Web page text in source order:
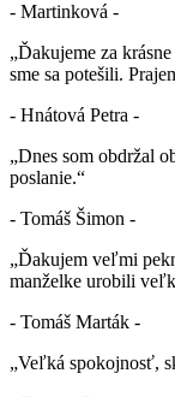
- Martinková -
„Ďakujeme za
sme sa potešili.
- Hnátová Petra -
„Dnes som obdržal
poslanie.“
- Tomáš Šimon -
„Ďakujem veľmi
manželke urobili
- Tomáš Marták -
„Veľká spokojnosť,